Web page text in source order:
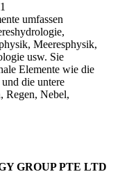
umfassen
Meeresphysik,
usw. Sie
Elemente wie die
die untere
Regen, Nebel,
GROUP PTE LTD